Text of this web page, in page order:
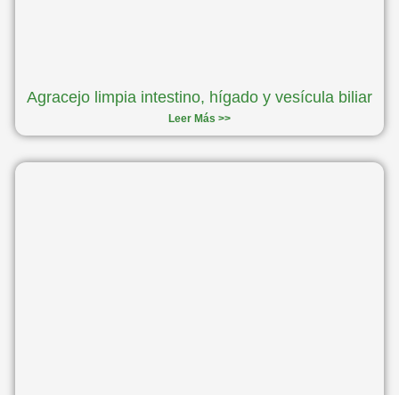
Agracejo limpia intestino, hígado y vesícula biliar
Leer Más >>